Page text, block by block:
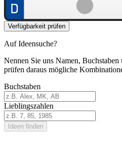
Verfügbarkeit prüfen
Auf Ideensuche?
Nennen Sie uns Namen,
prüfen daraus mögliche
Buchstaben
Lieblingszahlen
Ideen finden